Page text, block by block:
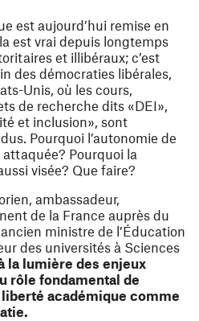
est aujourd’hui remise en
est vrai depuis longtemps
et illibéraux; c’est
des démocraties libérales,
Unis, où les cours,
de recherche dits «DEI»,
et inclusion», sont
Pourquoi l’autonomie de
Pourquoi la
visée? Que faire?
une nouvelle fenêtre)
ambassadeur,
de la France auprès du
ministre de l’Éducation
des universités à Sciences
la lumière des enjeux
rôle fondamental de
liberté académique comme